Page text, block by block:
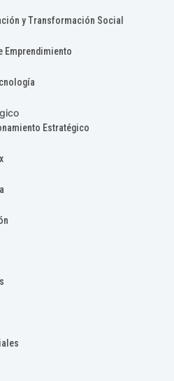
y Transformación Social
Emprendimiento
Estratégico